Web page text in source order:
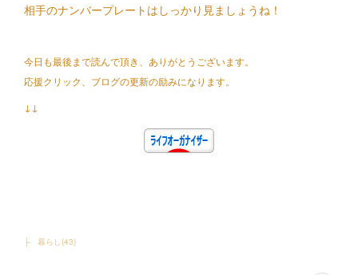
相手のナンバープレートはしっかり見ましょうね！
今日も最後まで読んで頂き、ありがとうございます。
応援クリック、ブログの更新の励みになります。
↓↓
├ 暮らし(43)